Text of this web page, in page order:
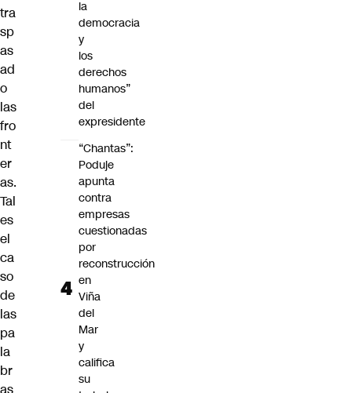
tra
sp
as
ad
o
las
fro
nt
er
as.
Tal
es
el
ca
so
de
las
pa
la
br
as
la
democracia
y
los
derechos
humanos”
del
expresidente
“Chantas”:
Poduje
apunta
contra
empresas
cuestionadas
por
reconstrucción
en
Viña
del
Mar
y
califica
su